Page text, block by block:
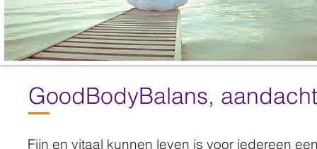
GoodBodyBalans,
Fijn en vitaal kunnen leven is voor iedereen